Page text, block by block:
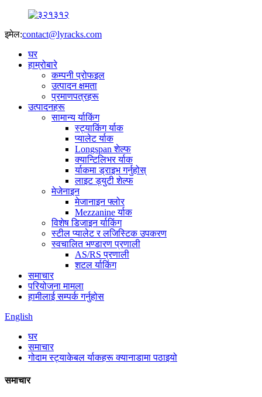
इमेल:contact@lyracks.com
घर
हाम्रोबारे
कम्पनी प्रोफइल
उत्पादन क्षमता
प्रमाणपत्रहरू
उत्पादनहरू
सामान्य र्याकिंग
स्ट्याकिंग र्याक
प्यालेट र्याक
Longspan शेल्फ
क्यान्टिलिभर र्याक
र्याकमा ड्राइभ गर्नुहोस्
लाइट ड्युटी शेल्फ
मेजेनाइन
मेजानाइन फ्लोर
Mezzanine र्याक
विशेष डिजाइन र्याकिंग
स्टील प्यालेट र लजिस्टिक उपकरण
स्वचालित भण्डारण प्रणाली
AS/RS प्रणाली
शटल र्याकिंग
समाचार
परियोजना मामला
हामीलाई सम्पर्क गर्नुहोस
English
घर
समाचार
गोदाम स्ट्याकेबल र्याकहरू क्यानाडामा पठाइयो
समाचार